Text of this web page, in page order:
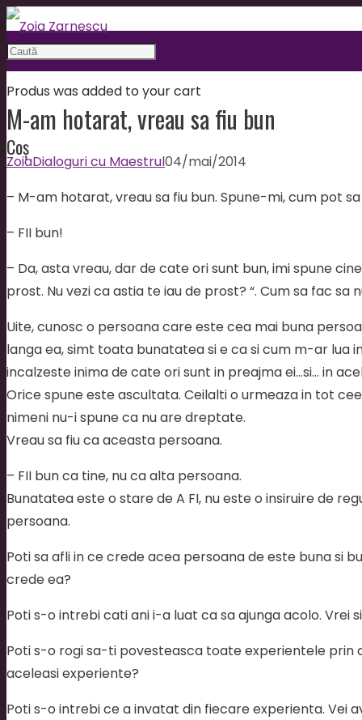
Produs was added to your cart
Coș
M-am hotarat, vreau sa fiu bun
ZoiaDialoguri cu Maestrul04/mai/2014
– M-am hotarat, vreau sa fiu bun. Spune-mi, cum pot
– FII bun!
– Da, asta vreau, dar de cate ori sunt bun, imi spune
prost. Nu vezi ca astia te iau de prost? “. Cum sa fac
Uite, cunosc o persoana care este cea mai buna
langa ea, simt toata bunatatea si e ca si cum m-ar lua
incalzeste inima de cate ori sunt in preajma ei…si… in
Orice spune este ascultata. Ceilalti o urmeaza in tot
nimeni nu-i spune ca nu are dreptate.
Vreau sa fiu ca aceasta persoana.
– FII bun ca tine, nu ca alta persoana.
Bunatatea este o stare de A FI, nu este o insiruire de
persoana.
Poti sa afli in ce crede acea persoana de este buna si
crede ea?
Poti s-o intrebi cati ani i-a luat ca sa ajunga acolo. Vrei
Poti s-o rogi sa-ti povesteasca toate experientele prin
aceleasi experiente?
Poti s-o intrebi ce a invatat din fiecare experienta. Vei